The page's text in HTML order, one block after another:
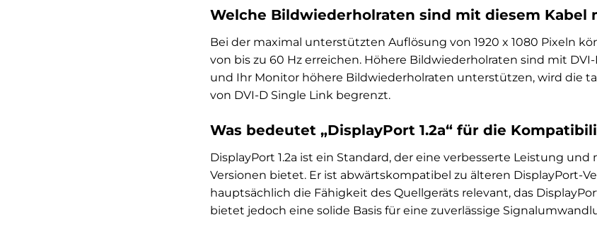
Welche Bildwiederholraten sind mit diesem Kabel
Bei der maximal unterstützten Auflösung von 1920 x 1080 Pixeln
von bis zu 60 Hz erreichen. Höhere Bildwiederholraten sind mit
und Ihr Monitor höhere Bildwiederholraten unterstützen, wird die
von DVI-D Single Link begrenzt.
Was bedeutet „DisplayPort 1.2a“ für die
DisplayPort 1.2a ist ein Standard, der eine verbesserte Leistung
Versionen bietet. Er ist abwärtskompatibel zu älteren DisplayPort-
hauptsächlich die Fähigkeit des Quellgeräts relevant, das
bietet jedoch eine solide Basis für eine zuverlässige